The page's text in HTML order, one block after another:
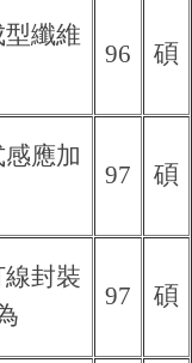
纖維
96 碩
應加
97 碩
封裝
97 碩